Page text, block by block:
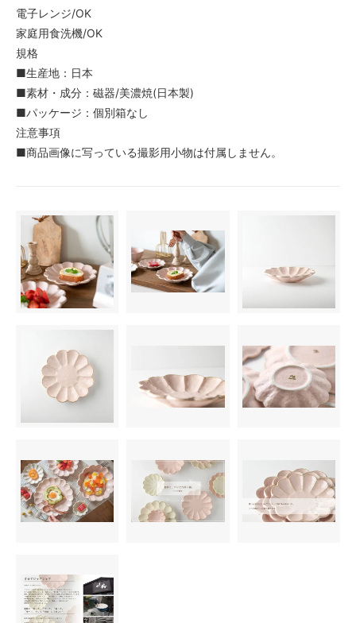
電子レンジ/OK
家庭用食洗機/OK
規格
■生産地：日本
■素材・成分：磁器/美濃焼(日本製)
■パッケージ：個別箱なし
注意事項
■商品画像に写っている撮影用小物は付属しません。